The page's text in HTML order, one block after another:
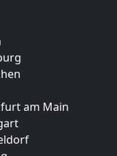
am Main